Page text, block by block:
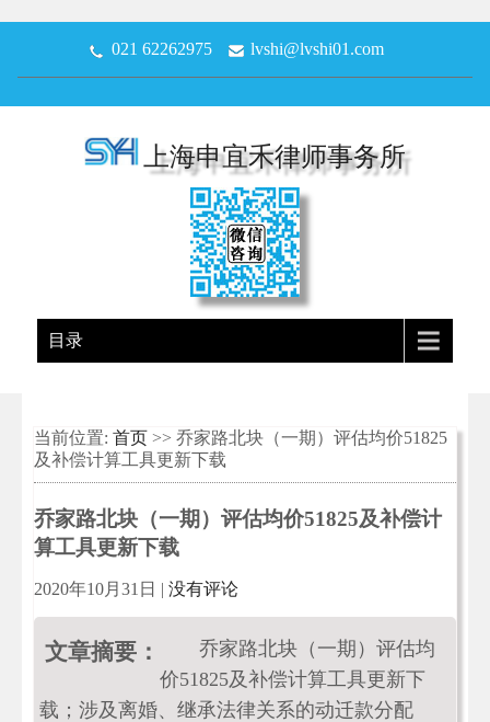
021 62262975 lvshi@lvshi01.com
上海申宜禾律师事务所
目录
当前位置: 首页 >> 乔家路北块（一期）评估均价51825
及补偿计算工具更新下载
乔家路北块（一期）评估均价51825及补偿计
算工具更新下载
2020年10月31日 | 没有评论
文章摘要：
乔家路北块（一期）评估均
价51825及补偿计算工具更新下
载；涉及离婚、继承法律关系的动迁款分配